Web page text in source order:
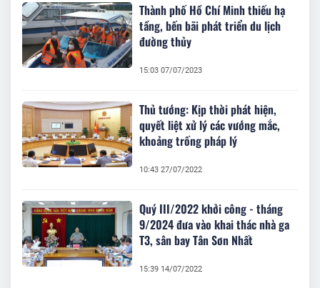
Thành phố Hồ Chí Minh thiếu hạ
tầng, bến bãi phát triển du lịch
đường thủy
15:03 07/07/2023
Thủ tướng: Kịp thời phát hiện,
quyết liệt xử lý các vướng mắc,
khoảng trống pháp lý
10:43 27/07/2022
Quý III/2022 khởi công - tháng
9/2024 đưa vào khai thác nhà ga
T3, sân bay Tân Sơn Nhất
15:39 14/07/2022